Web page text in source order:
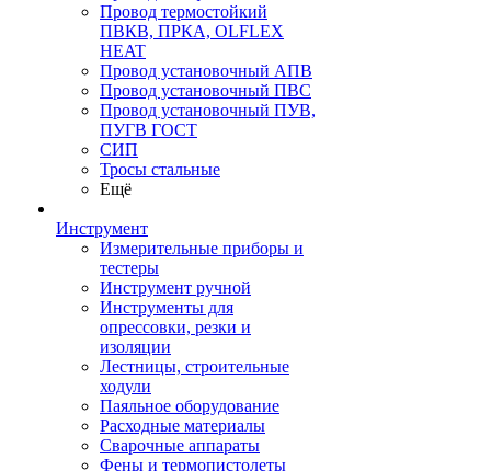
Провод термостойкий
ПВКВ, ПРКА, OLFLEX
HEAT
Провод установочный АПВ
Провод установочный ПВС
Провод установочный ПУВ,
ПУГВ ГОСТ
СИП
Тросы стальные
Ещё
Инструмент
Измерительные приборы и
тестеры
Инструмент ручной
Инструменты для
опрессовки, резки и
изоляции
Лестницы, строительные
ходули
Паяльное оборудование
Расходные материалы
Сварочные аппараты
Фены и термопистолеты